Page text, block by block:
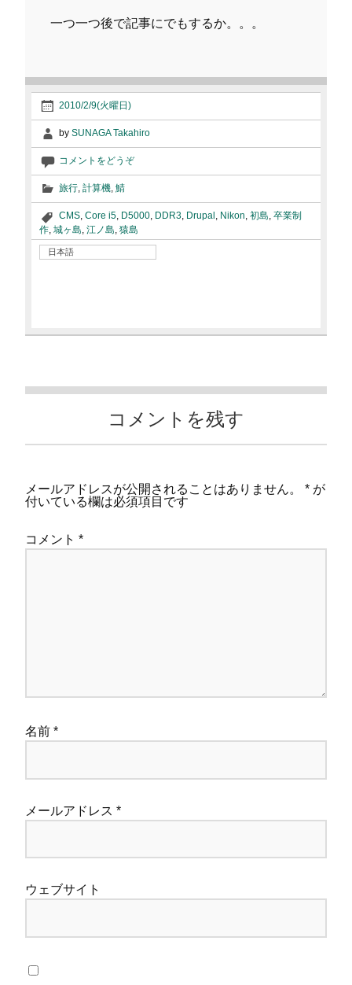
一つ一つ後で記事にでもするか。。。
2010/2/9(火曜日)
by SUNAGA Takahiro
コメントをどうぞ
旅行, 計算機, 鯖
CMS, Core i5, D5000, DDR3, Drupal Nikon 初島 卒業制
作, 城ヶ島 江ノ島 猿島
日本語
コメントを残す
メールアドレスが公開されることはありません。 * が
付いている欄は必須項目です
コメント *
名前 *
メールアドレス *
ウェブサイト